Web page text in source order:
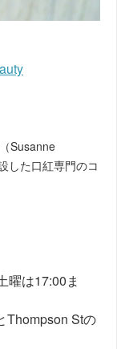
Susanne
した口紅専門のコ
曜は17:00ま
Thompson Stの